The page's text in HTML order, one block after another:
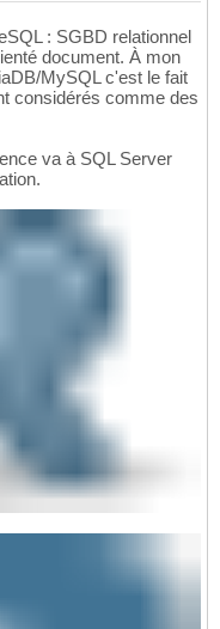
: SGBD relationnel
document. À mon
MySQL c'est le fait
considérés comme des
va à SQL Server